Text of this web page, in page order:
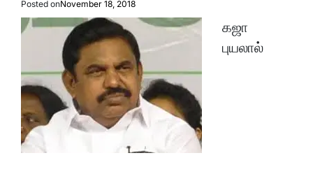
Posted onNovember 18, 2018
கஜா
புயலால்